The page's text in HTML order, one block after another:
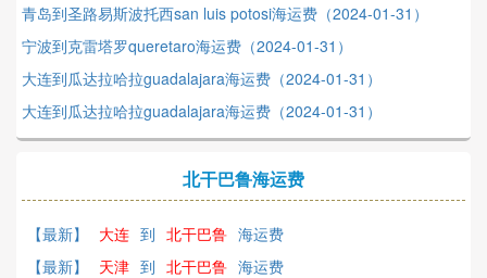
青岛到圣路易斯波托西san luis potosi海运费（2024-01-31）
宁波到克雷塔罗queretaro海运费（2024-01-31）
大连到瓜达拉哈拉guadalajara海运费（2024-01-31）
大连到瓜达拉哈拉guadalajara海运费（2024-01-31）
北干巴鲁海运费
【最新】 大连 到 北干巴鲁 海运费
【最新】
天津 到 北干巴鲁 海运费